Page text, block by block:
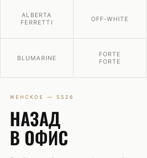
ALBERTA
FERRETTI
OFF-WHITE
BLUMARINE
FORTE
FORTE
ЖЕНСКОЕ — SS26
НАЗАД
В ОФИС